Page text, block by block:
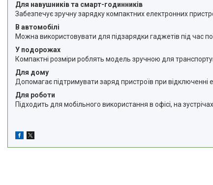
Для навушників та смарт-годинників
Забезпечує зручну зарядку компактних електронних
В автомобілі
Можна використовувати для підзарядки гаджетів під час
У подорожах
Компактні розміри роблять модель зручною для
Для дому
Допомагає підтримувати заряд пристроїв при відключенні
Для роботи
Підходить для мобільного використання в офісі, на